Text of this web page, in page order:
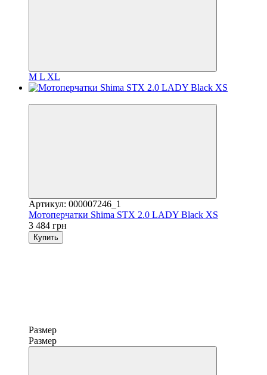
M L XL
Артикул: 000007246_1
Мотоперчатки Shima STX 2.0 LADY Black XS
3 484 грн
Купить
Размер
Размер